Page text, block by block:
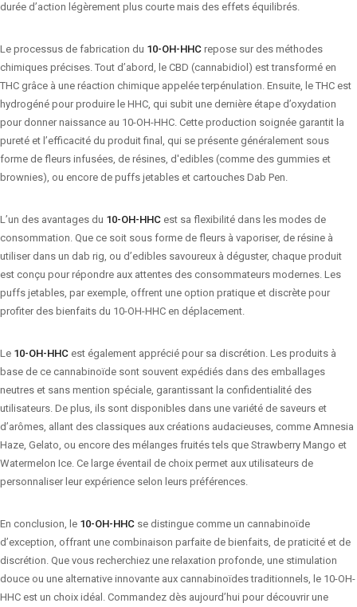
durée d’action légèrement plus courte mais des effets équilibrés.
Le processus de fabrication du 10-OH-HHC repose sur des méthodes
chimiques précises. Tout d’abord, le CBD (cannabidiol) est transformé en
THC grâce à une réaction chimique appelée terpénulation. Ensuite, le THC est
hydrogéné pour produire le HHC, qui subit une dernière étape d’oxydation
pour donner naissance au 10-OH-HHC. Cette production soignée garantit la
pureté et l’efficacité du produit final, qui se présente généralement sous
forme de fleurs infusées, de résines, d'edibles (comme des gummies et
brownies), ou encore de puffs jetables et cartouches Dab Pen.
L’un des avantages du 10-OH-HHC est sa flexibilité dans les modes de
consommation. Que ce soit sous forme de fleurs à vaporiser, de résine à
utiliser dans un dab rig, ou d’edibles savoureux à déguster, chaque produit
est conçu pour répondre aux attentes des consommateurs modernes. Les
puffs jetables, par exemple, offrent une option pratique et discrète pour
profiter des bienfaits du 10-OH-HHC en déplacement.
Le 10-OH-HHC est également apprécié pour sa discrétion. Les produits à
base de ce cannabinoïde sont souvent expédiés dans des emballages
neutres et sans mention spéciale, garantissant la confidentialité des
utilisateurs. De plus, ils sont disponibles dans une variété de saveurs et
d’arômes, allant des classiques aux créations audacieuses, comme Amnesia
Haze, Gelato, ou encore des mélanges fruités tels que Strawberry Mango et
Watermelon Ice. Ce large éventail de choix permet aux utilisateurs de
personnaliser leur expérience selon leurs préférences.
En conclusion, le 10-OH-HHC se distingue comme un cannabinoïde
d’exception, offrant une combinaison parfaite de bienfaits, de praticité et de
discrétion. Que vous recherchiez une relaxation profonde, une stimulation
douce ou une alternative innovante aux cannabinoïdes traditionnels, le 10-OH-
HHC est un choix idéal. Commandez dès aujourd’hui pour découvrir une